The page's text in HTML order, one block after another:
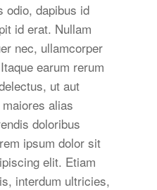
odio, dapibus id
id erat. Nullam
nec, ullamcorper
earum rerum
ut aut
alias
doloribus
ipsum dolor sit
elit. Etiam
interdum ultricies,